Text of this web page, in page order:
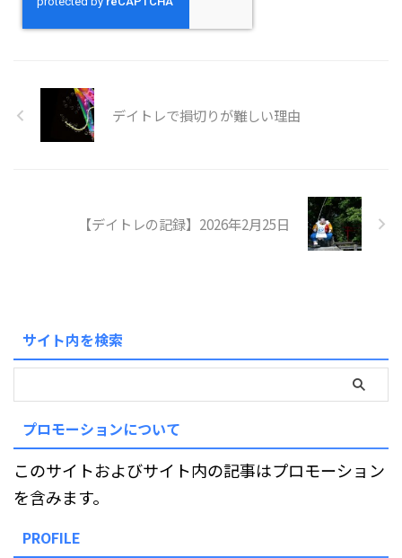
デイトレで損切りが難しい理由
【デイトレの記録】2026年2月25日
サイト内を検索
プロモーションについて
このサイトおよびサイト内の記事はプロモーション
を含みます。
PROFILE